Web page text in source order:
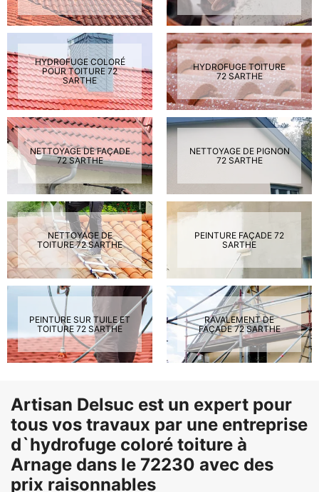
HYDROFUGE COLORÉ
POUR TOITURE 72
SARTHE
HYDROFUGE TOITURE
72 SARTHE
NETTOYAGE DE FAÇADE
72 SARTHE
NETTOYAGE DE PIGNON
72 SARTHE
NETTOYAGE DE
TOITURE 72 SARTHE
PEINTURE FAÇADE 72
SARTHE
PEINTURE SUR TUILE ET
TOITURE 72 SARTHE
RAVALEMENT DE
FAÇADE 72 SARTHE
Artisan Delsuc est un expert pour
tous vos travaux par une entreprise
d`hydrofuge coloré toiture à
Arnage dans le 72230 avec des
prix raisonnables